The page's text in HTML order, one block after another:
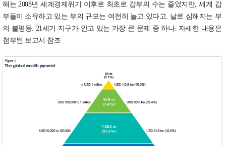
해는 2008년 세계경제위기 이후로 최초로 갑부의 수는 줄었지만, 세계 갑
부들이 소유하고 있는 부의 규모는 여전히 늘고 있다고. 날로 심해지는 부
의 불평등. 21세기 지구가 안고 있는 가장 큰 문제 중 하나. 자세한 내용은
첨부된 보고서 참조